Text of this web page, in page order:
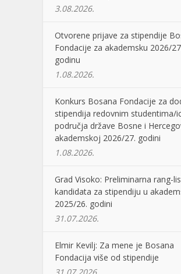
3.08.2026.
Otvorene prijave za stipendije
Fondacije za akademsku 2026/
godinu
1.08.2026.
Konkurs Bosana Fondacije za
stipendija redovnim studentima/
područja države Bosne i
akademskoj 2026/27. godini
1.08.2026.
Grad Visoko: Preliminarna rang-
kandidata za stipendiju u
2025/26. godini
31.07.2026.
Elmir Kevilj: Za mene je Bosana
Fondacija više od stipendije
31.07.2026.